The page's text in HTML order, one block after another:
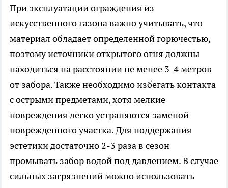
При эксплуатации ограждения из
искусственного газона важно учитывать, что
материал обладает определенной горючестью,
поэтому источники открытого огня должны
находиться на расстоянии не менее 3-4 метров
от забора. Также необходимо избегать контакта
с острыми предметами, хотя мелкие
повреждения легко устраняются заменой
поврежденного участка. Для поддержания
эстетики достаточно 2-3 раза в сезон
промывать забор водой под давлением. В случае
сильных загрязнений можно использовать